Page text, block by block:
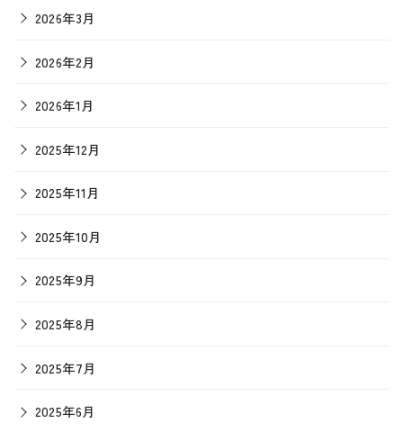
2026年3月
2026年2月
2026年1月
2025年12月
2025年11月
2025年10月
2025年9月
2025年8月
2025年7月
2025年6月